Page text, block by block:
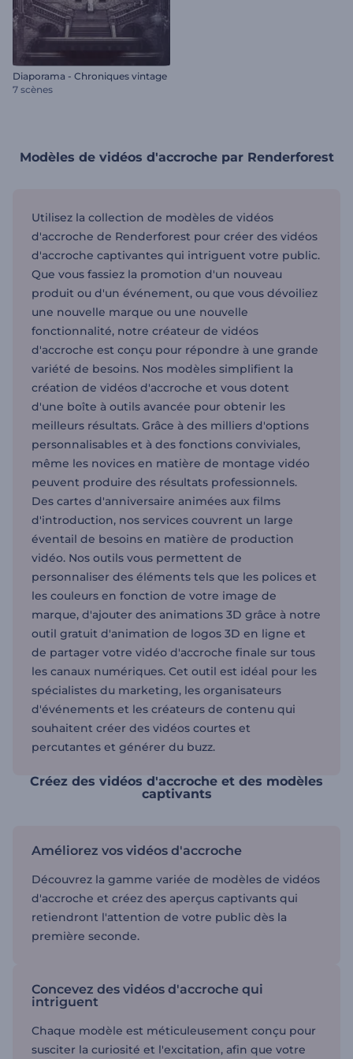
Diaporama - Chroniques vintage
7 scènes
Modèles de vidéos d'accroche par Renderforest
Utilisez la collection de modèles de vidéos
d'accroche de Renderforest pour créer des vidéos
d'accroche captivantes qui intriguent votre public.
Que vous fassiez la promotion d'un nouveau
produit ou d'un événement, ou que vous dévoiliez
une nouvelle marque ou une nouvelle
fonctionnalité, notre créateur de vidéos
d'accroche est conçu pour répondre à une grande
variété de besoins. Nos modèles simplifient la
création de vidéos d'accroche et vous dotent
d'une boîte à outils avancée pour obtenir les
meilleurs résultats. Grâce à des milliers d'options
personnalisables et à des fonctions conviviales,
même les novices en matière de montage vidéo
peuvent produire des résultats professionnels.
Des cartes d'anniversaire animées aux films
d'introduction, nos services couvrent un large
éventail de besoins en matière de production
vidéo. Nos outils vous permettent de
personnaliser des éléments tels que les polices et
les couleurs en fonction de votre image de
marque, d'ajouter des animations 3D grâce à notre
outil gratuit d'animation de logos 3D en ligne et
de partager votre vidéo d'accroche finale sur tous
les canaux numériques. Cet outil est idéal pour les
spécialistes du marketing, les organisateurs
d'événements et les créateurs de contenu qui
souhaitent créer des vidéos courtes et
percutantes et générer du buzz.
Créez des vidéos d'accroche et des modèles
captivants
Améliorez vos vidéos d'accroche
Découvrez la gamme variée de modèles de vidéos
d'accroche et créez des aperçus captivants qui
retiendront l'attention de votre public dès la
première seconde.
Concevez des vidéos d'accroche qui
intriguent
Chaque modèle est méticuleusement conçu pour
susciter la curiosité et l'excitation, afin que votre